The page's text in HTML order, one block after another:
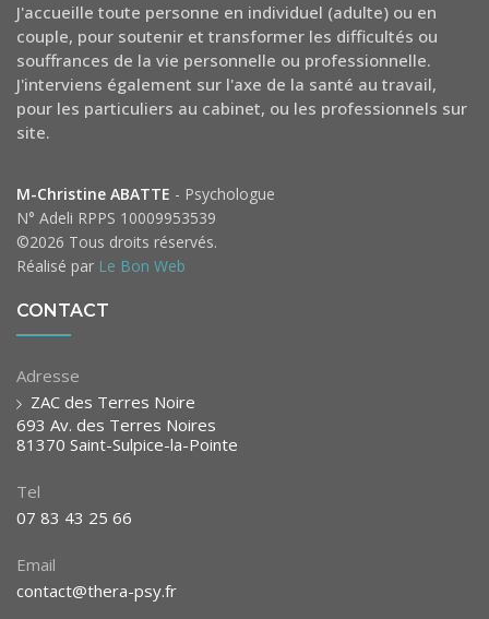
J'accueille toute personne en individuel (adulte) ou en
couple, pour soutenir et transformer les difficultés ou
souffrances de la vie personnelle ou professionnelle.
J'interviens également sur l'axe de la santé au travail,
pour les particuliers au cabinet, ou les professionnels sur
site.
M-Christine ABATTE - Psychologue
N° Adeli RPPS 10009953539
©2026 Tous droits réservés.
Réalisé par Le Bon Web
CONTACT
Adresse
ZAC des Terres Noire
693 Av. des Terres Noires
81370 Saint-Sulpice-la-Pointe
Tel
07 83 43 25 66
Email
contact@thera-psy.fr